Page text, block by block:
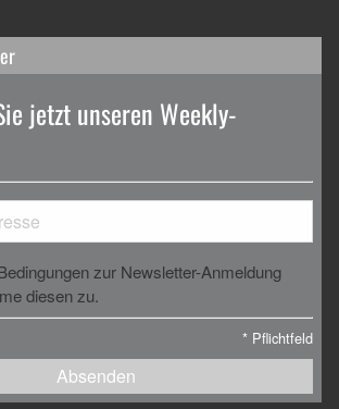
jetzt unseren Weekly-
zur Newsletter-Anmeldung
diesen zu.
* Pflichtfeld
Absenden